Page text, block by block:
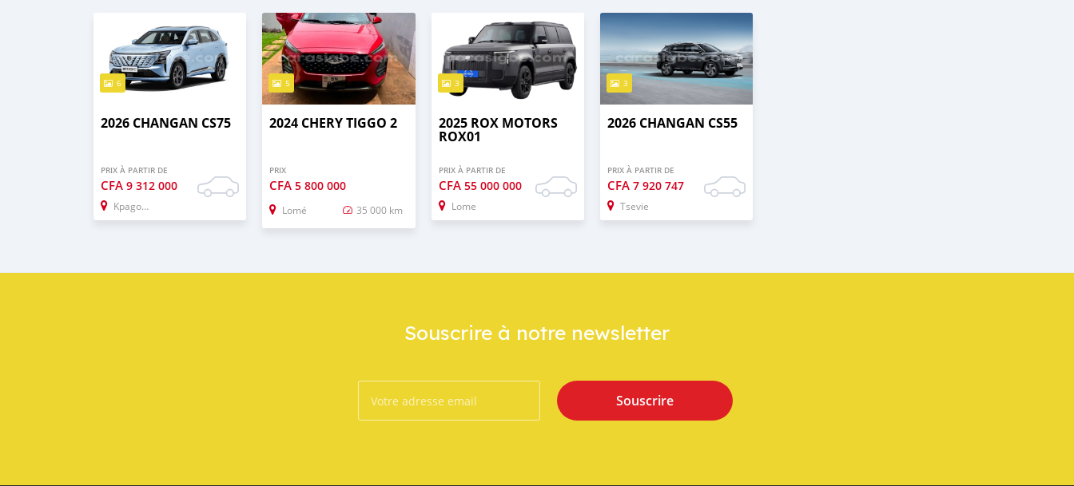
6
2026 CHANGAN CS75
PRIX À PARTIR DE
CFA 9 312 000
Kpagoud
5
2024 CHERY TIGGO 2
PRIX
CFA5 800 000
Lomé 35 000 km
3
2025 ROX MOTORS
ROX01
PRIX À PARTIR DE
CFA 55 000 000
Lome
3
2026 CHANGAN CS55
PRIX À PARTIR DE
CFA 7 920 747
Tsevie
Souscrire à notre newsletter
Souscrire